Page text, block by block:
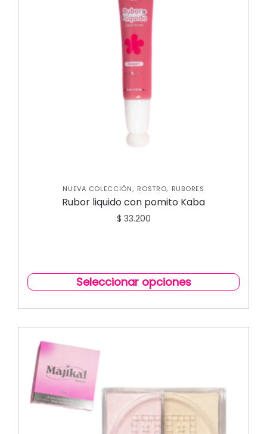
NUEVA COLECCIÓN, ROSTRO, RUBORES
Rubor liquido con pomito Kaba
$ 33.200
Seleccionar opciones